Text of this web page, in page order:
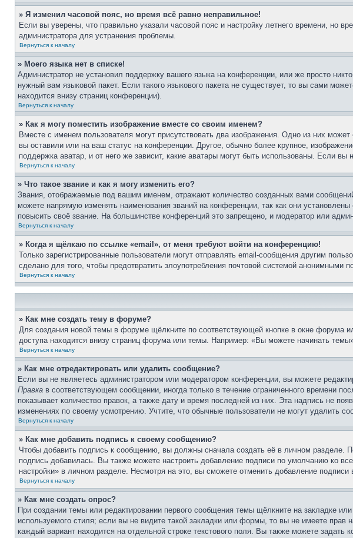
» Я изменил часовой пояс, но время всё равно неправильное!
Если вы уверены, что правильно указали часовой пояс и настройку летнего времени, но
администратора для устранения проблемы.
Вернуться к началу
» Моего языка нет в списке!
Администратор не установил поддержку вашего языка на конференции, или же просто
нужный вам языковой пакет. Если такого языкового пакета не существует, то вы сами
находится внизу страниц конференции).
Вернуться к началу
» Как я могу поместить изображение вместе со своим именем?
Вместе с именем пользователя могут присутствовать два изображения. Одно из них
вы оставили или на ваш статус на конференции. Другое, обычно более крупное,
поддержка аватар, и от него же зависит, какие аватары могут быть использованы. Если
Вернуться к началу
» Что такое звание и как я могу изменить его?
Звания, отображаемые под вашим именем, отражают количество созданных вами
можете напрямую изменять наименования званий на конференции, так как они
повысить своё звание. На большинстве конференций это запрещено, и модератор или
Вернуться к началу
» Когда я щёлкаю по ссылке «email», от меня требуют войти на конференцию!
Только зарегистрированные пользователи могут отправлять email-сообщения другим
сделано для того, чтобы предотвратить злоупотребления почтовой системой анонимными
Вернуться к началу
» Как мне создать тему в форуме?
Для создания новой темы в форуме щёлкните по соответствующей кнопке в окне форума
доступа находится внизу страниц форума или темы. Например: «Вы можете начинать
Вернуться к началу
» Как мне отредактировать или удалить сообщение?
Если вы не являетесь администратором или модератором конференции, вы можете
Правка в соответствующем сообщении, иногда только в течение ограниченного времени
показывает количество правок, а также дату и время последней из них. Эта надпись не
изменениях по своему усмотрению. Учтите, что обычные пользователи не могут удалить
Вернуться к началу
» Как мне добавить подпись к своему сообщению?
Чтобы добавить подпись к сообщению, вы должны сначала создать её в личном разделе.
подпись добавилась. Вы также можете настроить добавление подписи по умолчанию ко
настройки» в личном разделе. Несмотря на это, вы сможете отменить добавление
Вернуться к началу
» Как мне создать опрос?
При создании темы или редактировании первого сообщения темы щёлкните на закладке
используемого стиля; если вы не видите такой закладки или формы, то вы не имеете
каждый вариант находится на отдельной строке текстового поля. Вы также можете